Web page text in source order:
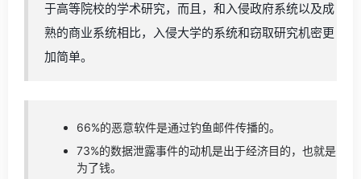
于高等院校的学术研究，而且，和入侵政府系统以及成
熟的商业系统相比，入侵大学的系统和窃取研究机密更
加简单。
66%的恶意软件是通过钓鱼邮件传播的。
73%的数据泄露事件的动机是出于经济目的，也就是
为了钱。